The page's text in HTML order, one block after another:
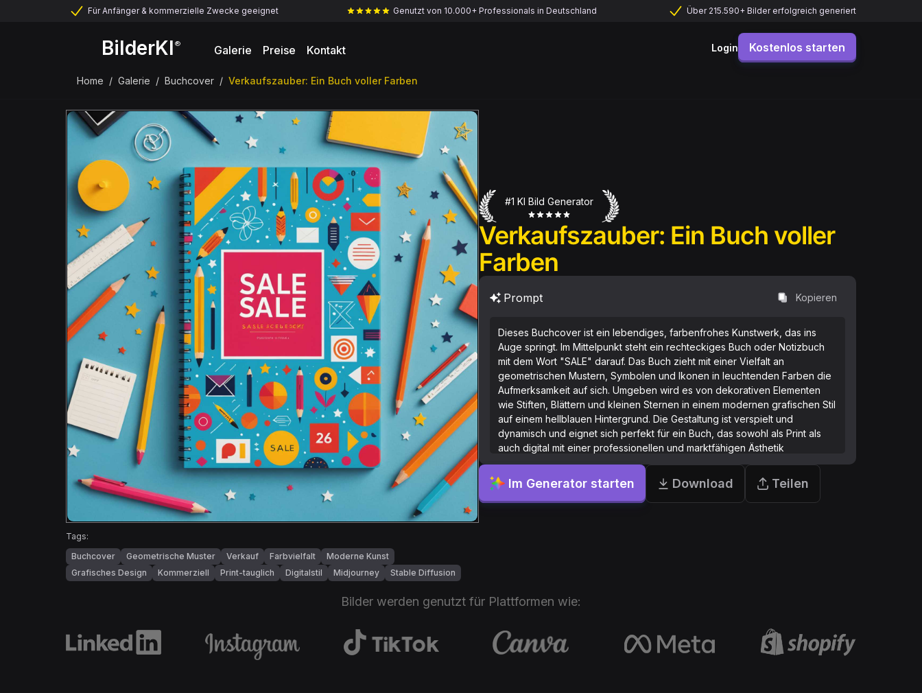
Für Anfänger & kommerzielle Zwecke geeignet Genutzt von 10.000+ Professionals in Deutschland Über 215.590+ Bilder erfolgreich generiert
BilderKI® Galerie Preise Kontakt Login Kostenlos starten
Home / Galerie / Buchcover / Verkaufszauber: Ein Buch voller Farben
Tags:
Buchcover
Geometrische Muster Verkauf Farbvielfalt
Moderne Kunst
Grafisches Design
Kommerziell Print-tauglich Digitalstil Midjourney Stable Diffusion
#1 KI Bild Generator
Verkaufszauber: Ein Buch voller
Farben
Prompt Kopieren
Dieses Buchcover ist ein lebendiges, farbenfrohes Kunstwerk, das ins
Auge springt. Im Mittelpunkt steht ein rechteckiges Buch oder Notizbuch
mit dem Wort "SALE" darauf. Das Buch zieht mit einer Vielfalt an
geometrischen Mustern, Symbolen und Ikonen in leuchtenden Farben die
Aufmerksamkeit auf sich. Umgeben wird es von dekorativen Elementen
wie Stiften, Blättern und kleinen Sternen in einem modernen grafischen Stil
auf einem hellblauen Hintergrund. Die Gestaltung ist verspielt und
dynamisch und eignet sich perfekt für ein Buch, das sowohl als Print als
auch digital mit einer professionellen und marktfähigen Ästhetik
hervorsticht.
Im Generator starten Download Teilen
Bilder werden genutzt für Plattformen wie: